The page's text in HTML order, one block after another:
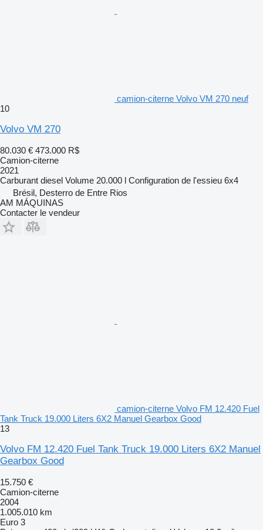
camion-citerne Volvo VM 270 neuf
10
Volvo VM 270
80.030 € 473.000 R$
Camion-citerne
2021
Carburant diesel Volume 20.000 l Configuration de l'essieu 6x4
Brésil, Desterro de Entre Rios
AM MÁQUINAS
Contacter le vendeur
camion-citerne Volvo FM 12.420 Fuel
Tank Truck 19.000 Liters 6X2 Manuel Gearbox Good
13
Volvo FM 12.420 Fuel Tank Truck 19.000 Liters 6X2 Manuel
Gearbox Good
15.750 €
Camion-citerne
2004
1.005.010 km
Euro 3